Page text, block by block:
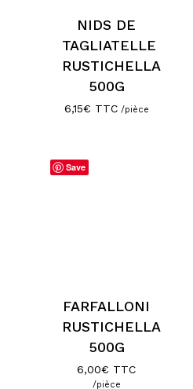
NIDS DE
TAGLIATELLE
RUSTICHELLA
500G
6,15€ TTC/pièce
Save
FARFALLONI
RUSTICHELLA
500G
6,00€ TTC
/pièce